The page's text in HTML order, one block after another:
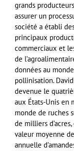
grands
assurer un
société a établi
principaux
commerciaux et
de
données au
pollinisation.
devenue le
aux États-Unis en
monde de ruches
de milliers
valeur moyenne
annuelle